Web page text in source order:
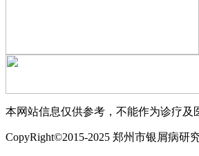
本网站信息仅供参考，不能作为诊疗及
CopyRight©2015-2025 郑州市银屑病研